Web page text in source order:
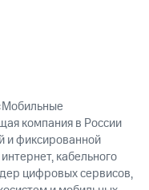
компания в России
и фиксированной
кабельного
цифровых сервисов,